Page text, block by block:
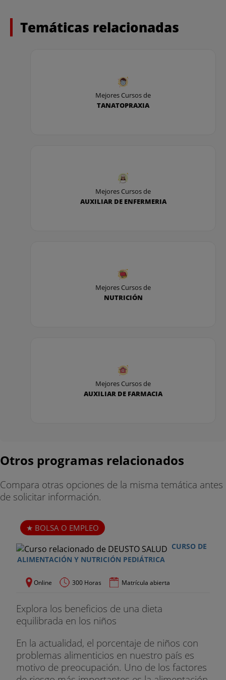
(empresas y alumnos).
Temáticas relacionadas
Mejores Cursos de
TANATOPRAXIA
Mejores Cursos de
AUXILIAR DE ENFERMERIA
Mejores Cursos de
NUTRICIÓN
Mejores Cursos de
AUXILIAR DE FARMACIA
Otros programas relacionados
Compara otras opciones de la misma temática antes
de solicitar información.
BOLSA O EMPLEO
CURSO DE
ALIMENTACIÓN Y NUTRICIÓN PEDIÁTRICA
Online 300 Horas Matrícula abierta
Explora los beneficios de una dieta
equilibrada en los niños
En la actualidad, el porcentaje de niños con
problemas alimenticios en nuestro país es
motivo de preocupación. Uno de los factores